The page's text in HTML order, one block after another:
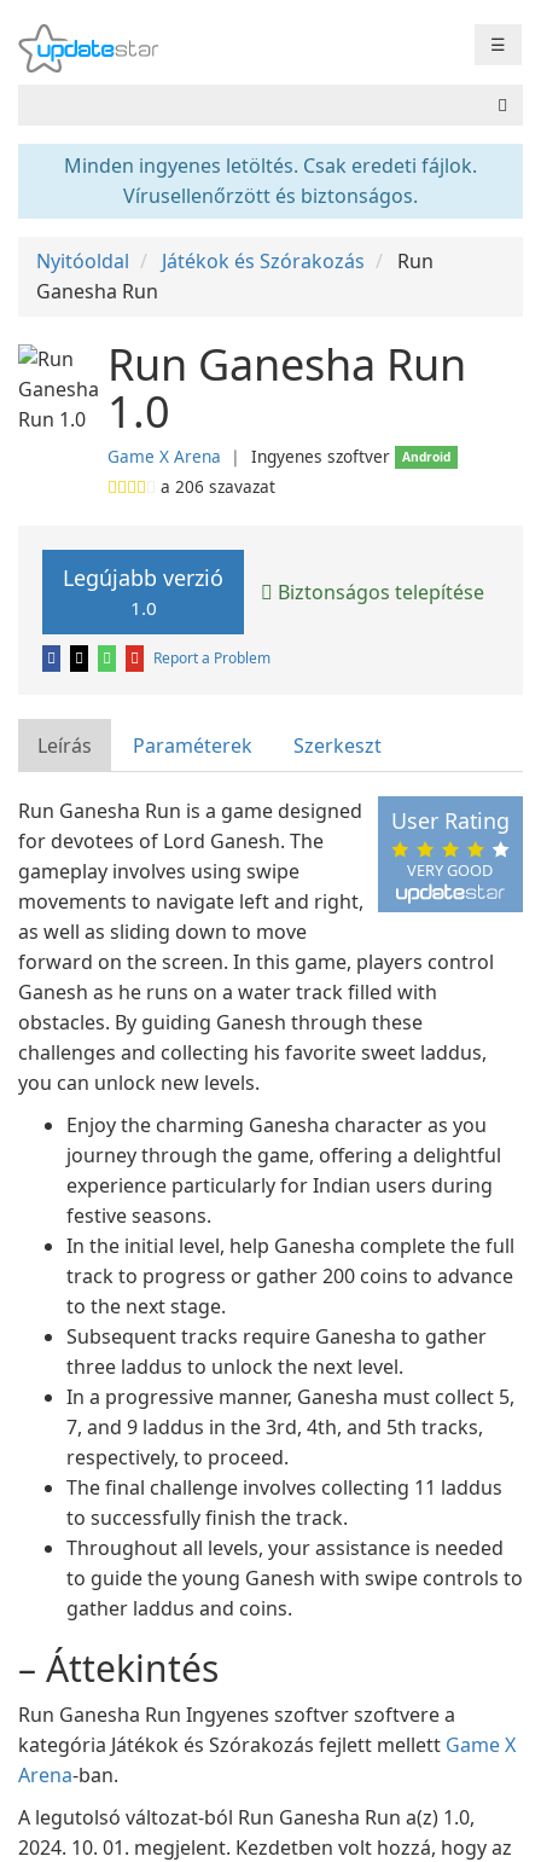
☰
Minden ingyenes letöltés. Csak eredeti fájlok.
Vírusellenőrzött és biztonságos.
Nyitóoldal Játékok és Szórakozás
Run
Ganesha Run
Run Ganesha Run
1.0
Game X Arena ❘ Ingyenes szoftver Android
a 206 szavazat
Legújabb verzió
1.0
Biztonságos telepítése
Report a Problem
Leírás Paraméterek Szerkeszt
VERY GOOD
User Rating
Run Ganesha Run is a game designed
for devotees of Lord Ganesh. The
gameplay involves using swipe
movements to navigate left and right,
as well as sliding down to move
forward on the screen. In this game, players control
Ganesh as he runs on a water track filled with
obstacles. By guiding Ganesh through these
challenges and collecting his favorite sweet laddus,
you can unlock new levels.
Enjoy the charming Ganesha character as you
journey through the game, offering a delightful
experience particularly for Indian users during
festive seasons.
In the initial level, help Ganesha complete the full
track to progress or gather 200 coins to advance
to the next stage.
Subsequent tracks require Ganesha to gather
three laddus to unlock the next level.
In a progressive manner, Ganesha must collect 5,
7, and 9 laddus in the 3rd, 4th, and 5th tracks,
respectively, to proceed.
The final challenge involves collecting 11 laddus
to successfully finish the track.
Throughout all levels, your assistance is needed
to guide the young Ganesh with swipe controls to
gather laddus and coins.
– Áttekintés
Run Ganesha Run Ingyenes szoftver szoftvere a
kategória Játékok és Szórakozás fejlett mellett Game X
Arena-ban.
A legutolsó változat-ból Run Ganesha Run a(z) 1.0,
2024. 10. 01. megjelent. Kezdetben volt hozzá, hogy az